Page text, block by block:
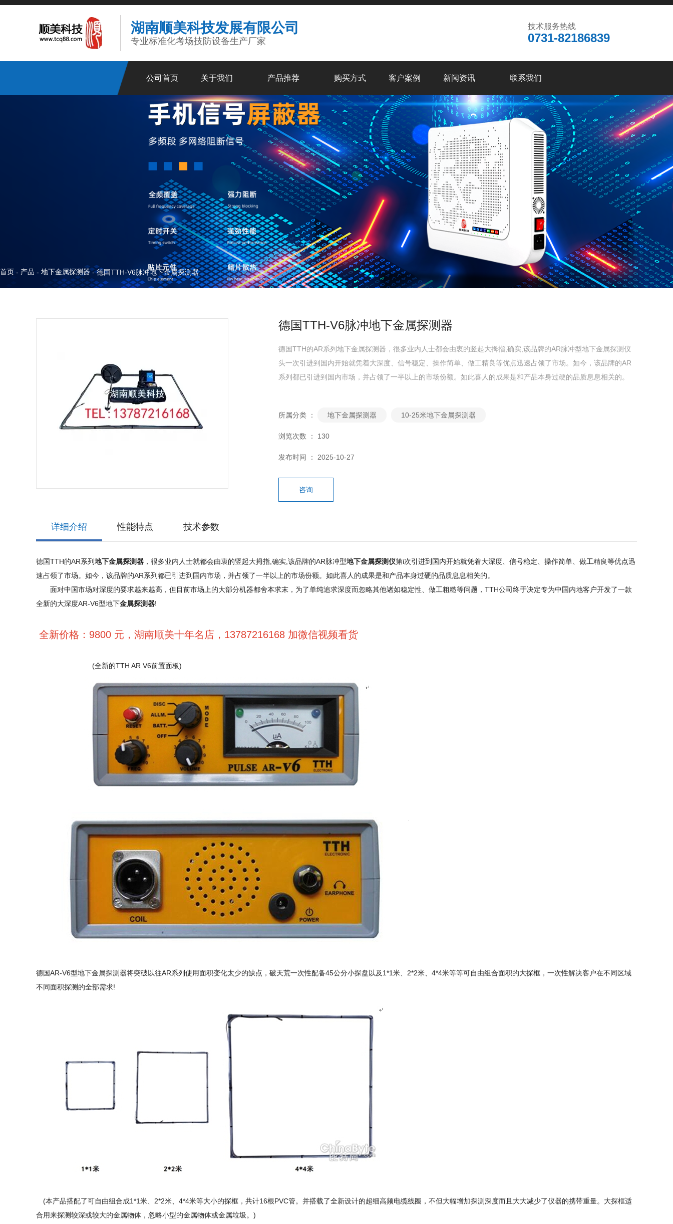
湖南顺美科技发展有限公司
专业标准化考场技防设备生产厂家
技术服务热线
0731-82186839
公司首页 关于我们 产品推荐 购买方式 客户案例 新闻资讯 联系我们
首页 - 产品 - 地下金属探测器 -德国TTH-V6脉冲地下金属探测器
德国TTH-V6脉冲地下金属探测器
德国TTH的AR系列地下金属探测器，很多业内人士都会由衷的竖起大拇指,确实,该品牌的AR脉冲型地下金属探测仪
头一次引进到国内开始就凭着大深度、信号稳定、操作简单、做工精良等优点迅速占领了市场。如今，该品牌的AR
系列都已引进到国内市场，并占领了一半以上的市场份额。如此喜人的成果是和产品本身过硬的品质息息相关的。
所属分类 ： 地下金属探测器 10-25米地下金属探测器
浏览次数 ： 130
发布时间 ： 2025-10-27
咨询
详细介绍 性能特点 技术参数
德国TTH的AR系列地下金属探测器 ，很多业内人士就都会由衷的竖起大拇指,确实,该品牌的AR脉冲型地下金属探测仪第i次引进到国内开始就凭着大深度、信号稳定、操作简单、做工精良等优点迅
速占领了市场。如今，该品牌的AR系列都已引进到国内市场，并占领了一半以上的市场份额。如此喜人的成果是和产品本身过硬的品质息息相关的。
面对中国市场对深度的要求越来越高，但目前市场上的大部分机器都舍本求末，为了单纯追求深度而忽略其他诸如稳定性、做工粗糙等问题，TTH公司终于决定专为中国内地客户开发了一款
全新的大深度AR-V6型地下金属探测器!
全新价格：9800 元，湖南顺美十年名店，13787216168 加微信视频看货
(全新的TTH AR V6前置面板)
德国AR-V6型地下金属探测器将突破以往AR系列使用面积变化太少的缺点，破天荒一次性配备45公分小探盘以及1*1米、2*2米、4*4米等等可自由组合面积的大探框，一次性解决客户在不同区域
不同面积探测的全部需求!
(本产品搭配了可自由组合成1*1米、2*2米、4*4米等大小的探框，共计16根PVC管。并搭载了全新设计的超细高频电缆线圈，不但大幅增加探测深度而且大大减少了仪器的携带重量。大探框适
合用来探测较深或较大的金属物体，忽略小型的金属物体或金属垃圾。)